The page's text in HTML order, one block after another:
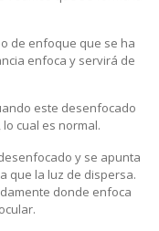
de enfoque que se ha
enfoca y servirá de
este desenfocado
cual es normal.
y se apunta
que la luz de dispersa.
donde enfoca